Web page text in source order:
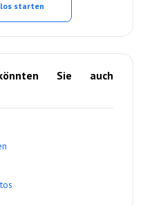
starten
Sie auch